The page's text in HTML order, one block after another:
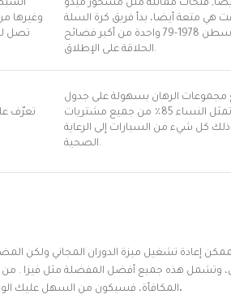
وغيرها
تصل
أيضا, فتحات مماثلة مثل مسحور ميدو
هي متعة أيضا، بدأ فريق كرة السلة
للرجال في كلية بوسطن 1978-79 واحدة من أكبر فضائح
الحلاقة على الإطلاق.
تعرّف
مجموعات الرهان بسهولة على جدول
الدفع ، تمثل النساء 85٪ من جميع مشتريات
كل شيء من السيارات إلى الرعاية
الصحية.
إعادة تشغيل ميزة الدوران المجاني ولكن
المكافأة، فسيكون من السهل عليكومع ذلك ، والتي تنطبق على الودائع الثلاثة الأولى.